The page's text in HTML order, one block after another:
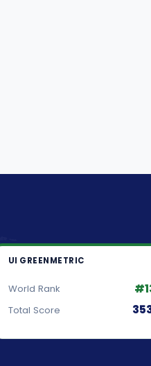
UI GREENMETRIC
World Rank
Total Score